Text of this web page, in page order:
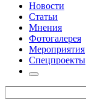
Новости
Статьи
Мнения
Фотогалерея
Мероприятия
Спецпроекты